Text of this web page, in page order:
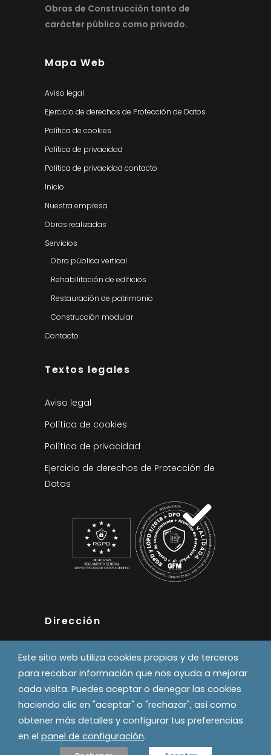
Obras de Construcción tanto de
carácter público como privado.
Mapa Web
Aviso legal
Ejercicio de derechos de Protección de Datos
Política de cookies
Política de privacidad
Política de privacidad contacto
Inicio
Nuestra empresa
Obras realizadas
Servicios
Obra pública vertical
Rehabilitación de edificios
Restauración de patrimonio
Construcción modular
Contacto
Textos legales
Aviso legal
Política de cookies
Política de privacidad
Ejercicio de derechos de Protección de
Datos
Dirección
Pol. Industrial Errekaldea
Calle A, naves 6 y 8
31191 - Beriain
T. 948 18 92 43
comalsl@comalsl.com
Este sitio web utiliza cookies propias y de terceros
para recabar información que nos ayuda a mejorar
cada visita. Puedes aceptar o denegar las cookies
haciendo clic en "aceptar" o "rechazar", así como
obtener más detalles y configurar tus preferencias
en el panel de configuración.